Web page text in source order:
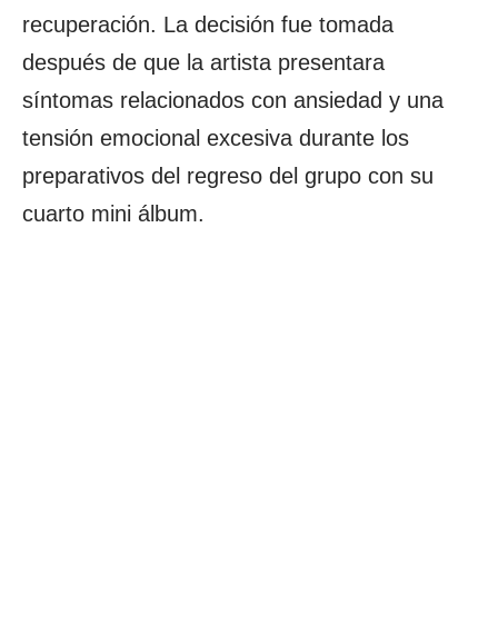
recuperación. La decisión fue tomada
después de que la artista presentara
síntomas relacionados con ansiedad y una
tensión emocional excesiva durante los
preparativos del regreso del grupo con su
cuarto mini álbum.